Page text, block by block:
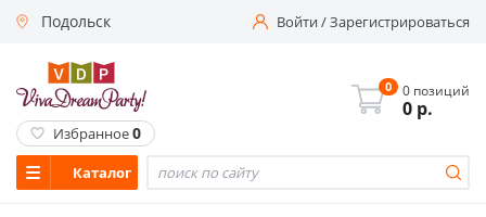
Подольск Войти/Зарегистрироваться
Каталог
0 0 позиций
0 р.
Избранное0